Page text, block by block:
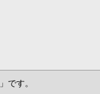
」です。